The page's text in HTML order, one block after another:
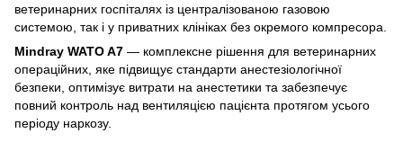
ветеринарних госпіталях із централізованою газовою
системою, так і у приватних клініках без окремого компресора.
Mindray WATO A7 — комплексне рішення для ветеринарних
операційних, яке підвищує стандарти анестезіологічної
безпеки, оптимізує витрати на анестетики та забезпечує
повний контроль над вентиляцією пацієнта протягом усього
періоду наркозу.